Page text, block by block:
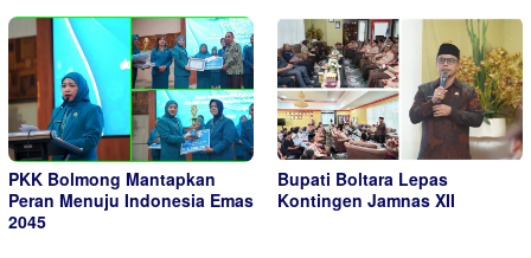
PKK Bolmong Mantapkan
Peran Menuju Indonesia Emas
2045
Bupati Boltara Lepas
Kontingen Jamnas XII